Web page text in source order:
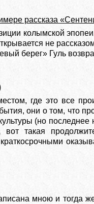
рассказа
колымской
не
берег» Гуль
где это все
они о том, что
(но последнее
такая
мною и тогда